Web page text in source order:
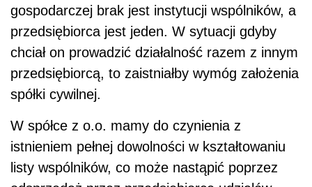
gospodarczej brak jest instytucji wspólników, a
przedsiębiorca jest jeden. W sytuacji gdyby
chciał on prowadzić działalność razem z innym
przedsiębiorcą, to zaistniałby wymóg założenia
spółki cywilnej.
W spółce z o.o. mamy do czynienia z
istnieniem pełnej dowolności w kształtowaniu
listy wspólników, co może nastąpić poprzez